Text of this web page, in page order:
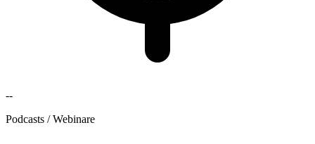
--
Podcasts / Webinare